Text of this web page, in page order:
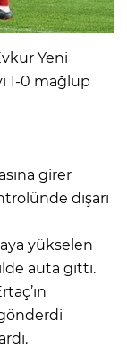
Yeni
1-0 mağlup
girer
dışarı
yükselen
auta gitti.